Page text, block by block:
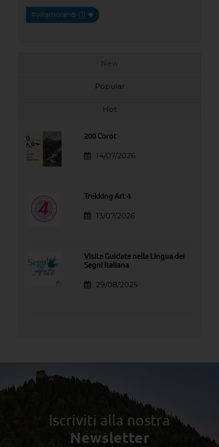
#villamorandi (1)
New
Popular
Hot
200 Corot
14/07/2026
Trekking Art 4
13/07/2026
Visite Guidate nella Lingua dei
Segni Italiana
29/08/2025
Iscriviti alla nostra
Newsletter